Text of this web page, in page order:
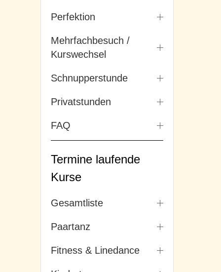
Perfektion
Mehrfachbesuch /
Kurswechsel
Schnupperstunde
Privatstunden
FAQ
Termine laufende
Kurse
Gesamtliste
Paartanz
Fitness & Linedance